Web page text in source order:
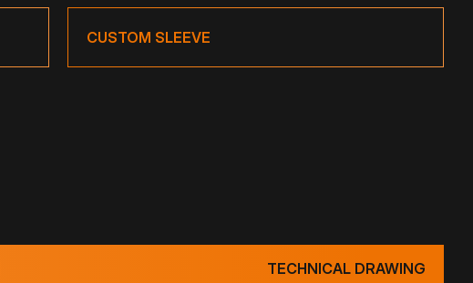
CUSTOM SLEEVE
TECHNICAL DRAWING